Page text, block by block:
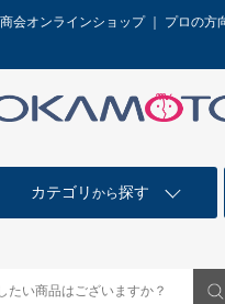
会オンラインショップ ｜ プロの方
カテゴリ から探す